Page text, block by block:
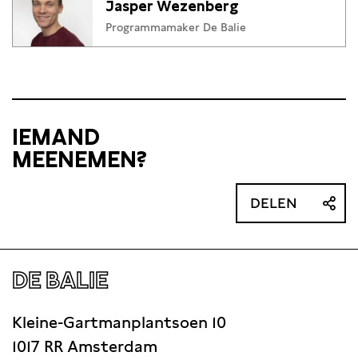
Jasper Wezenberg
Programmamaker De Balie
IEMAND
MEENEMEN?
DELEN
DE BALIE
Kleine-Gartmanplantsoen 10
1017 RR Amsterdam